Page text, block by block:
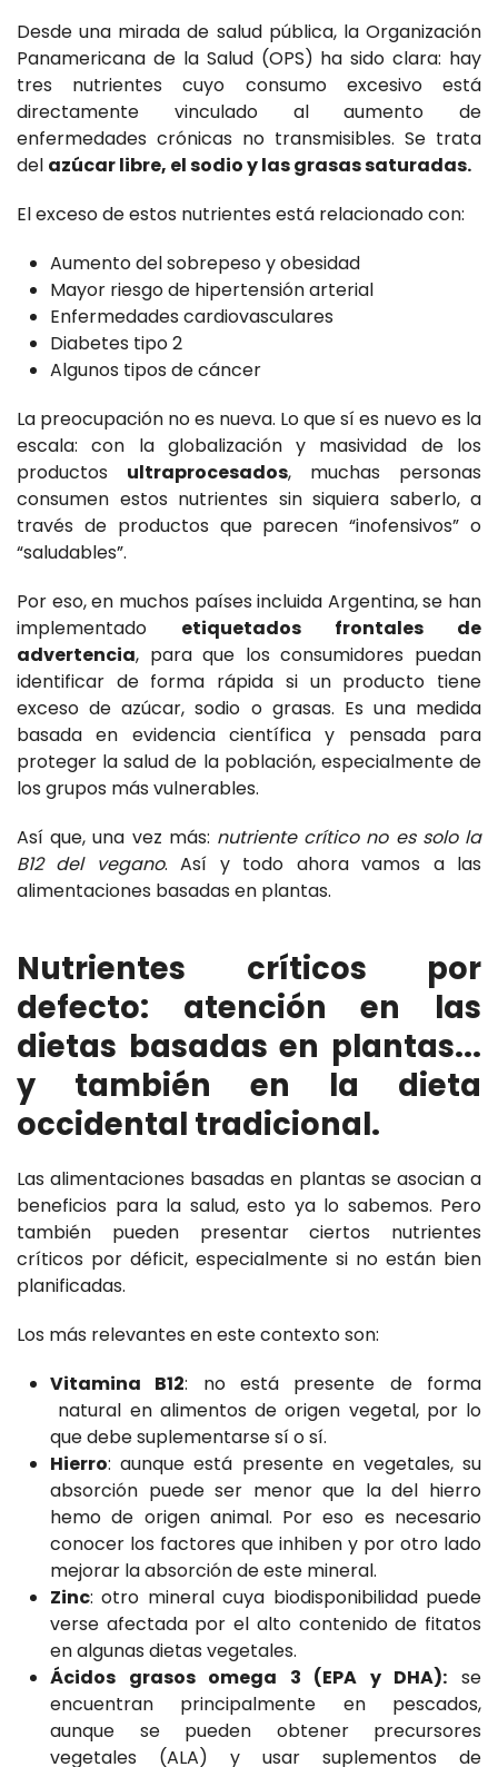
Desde una mirada de salud pública, la Organización
Panamericana de la Salud (OPS) ha sido clara: hay
tres nutrientes cuyo consumo excesivo está
directamente vinculado al aumento de
enfermedades crónicas no transmisibles. Se trata
del azúcar libre, el sodio y las grasas saturadas.
El exceso de estos nutrientes está relacionado con:
Aumento del sobrepeso y obesidad
Mayor riesgo de hipertensión arterial
Enfermedades cardiovasculares
Diabetes tipo 2
Algunos tipos de cáncer
La preocupación no es nueva. Lo que sí es nuevo es la
escala: con la globalización y masividad de los
productos ultraprocesados, muchas personas
consumen estos nutrientes sin siquiera saberlo, a
través de productos que parecen “inofensivos” o
“saludables”.
Por eso, en muchos países incluida Argentina, se han
implementado etiquetados frontales de
advertencia, para que los consumidores puedan
identificar de forma rápida si un producto tiene
exceso de azúcar, sodio o grasas. Es una medida
basada en evidencia científica y pensada para
proteger la salud de la población, especialmente de
los grupos más vulnerables.
Así que, una vez más: nutriente crítico no es solo la
B12 del vegano. Así y todo ahora vamos a las
alimentaciones basadas en plantas.
Nutrientes críticos por
defecto: atención en las
dietas basadas en plantas...
y también en la dieta
occidental tradicional.
Las alimentaciones basadas en plantas se asocian a
beneficios para la salud, esto ya lo sabemos. Pero
también pueden presentar ciertos nutrientes
críticos por déficit, especialmente si no están bien
planificadas.
Los más relevantes en este contexto son:
Vitamina B12: no está presente de forma
natural en alimentos de origen vegetal, por lo
que debe suplementarse sí o sí.
Hierro: aunque está presente en vegetales, su
absorción puede ser menor que la del hierro
hemo de origen animal. Por eso es necesario
conocer los factores que inhiben y por otro lado
mejorar la absorción de este mineral.
Zinc: otro mineral cuya biodisponibilidad puede
verse afectada por el alto contenido de fitatos
en algunas dietas vegetales.
Ácidos grasos omega 3 (EPA y DHA): se
encuentran principalmente en pescados,
aunque se pueden obtener precursores
vegetales (ALA) y usar suplementos de